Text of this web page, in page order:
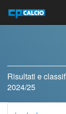
contenuto
Risultati e
2024/25